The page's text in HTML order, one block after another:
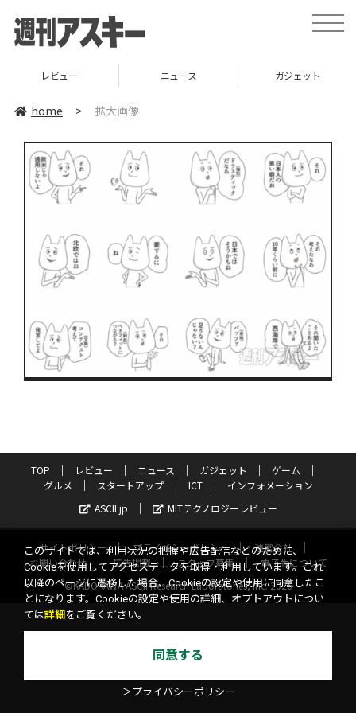
toggle
レビュー ニュース ガジェット
home > 拡大画像
TOP レビュー ニュース ガジェット
ゲーム
グルメ
スタートアップ ICT
インフォメーション
ASCII.jp
MITテクノロジーレビュー
サイトポリシー プライバシーポリシー
運営会社
お問い合わせ
広告掲載 スタッフ募集
電子版について
©KADOKAWA ASCII Research Laboratories, Inc. 2026
このサイトでは、利用状況の把握や広告配信などのために、
Cookieを使用してアクセスデータを取得・利用しています。これ
以降のページに遷移した場合、Cookieの設定や使用に同意したこ
とになります。Cookieの設定や使用の詳細、オプトアウトについ
ては詳細 をご覧ください。
同意する
＞プライバシーポリシー